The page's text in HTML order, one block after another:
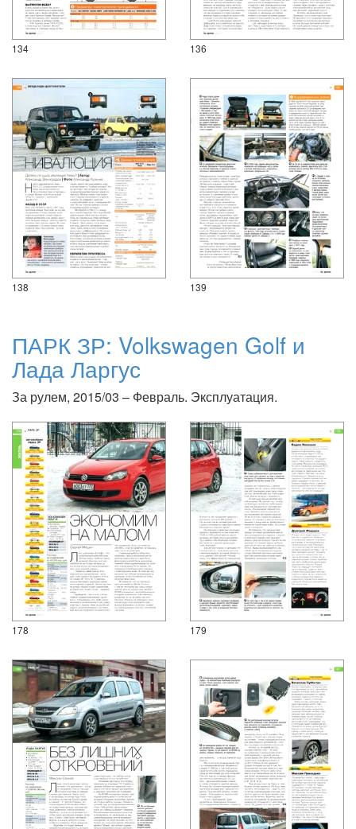
134 136
138 139
ПАРК ЗР: Volkswagen Golf и
Лада Ларгус
За рулем, 2015/03 – Февраль. Эксплуатация.
178 179